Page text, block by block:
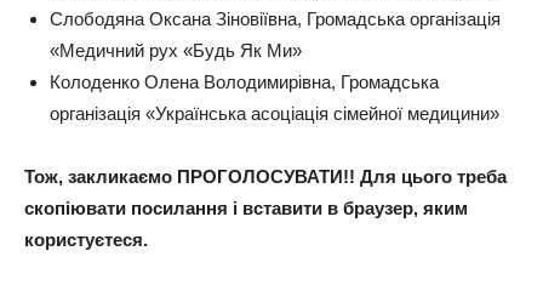
Слободяна Оксана Зіновіївна, Громадська організація
«Медичний рух «Будь Як Ми»
Колоденко Олена Володимирівна, Громадська
організація «Українська асоціація сімейної медицини»
Тож, закликаємо ПРОГОЛОСУВАТИ!! Для цього треба
скопіювати посилання і вставити в браузер, яким
користуєтеся.